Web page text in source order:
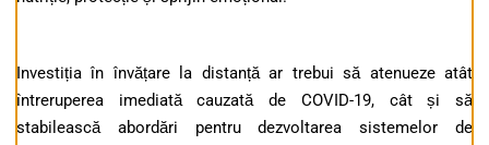
Investiția în învățare la distanță ar trebui să atenueze atât
întreruperea imediată cauzată de COVID-19, cât și să
stabilească abordări pentru dezvoltarea sistemelor de